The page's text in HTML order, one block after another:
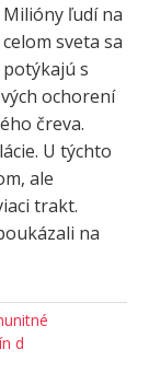
Milióny ľudí na
celom sveta sa
potýkajú s
ochorení
čreva.
U týchto
ale
trakt.
na
d